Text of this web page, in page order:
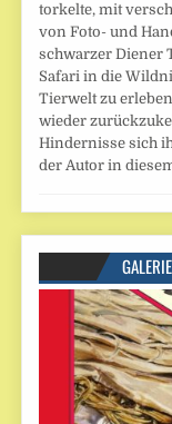
torkelte, mit
von Foto- und
schwarzer Diener
Safari in die
Tierwelt zu
wieder
Hindernisse sich
der Autor in